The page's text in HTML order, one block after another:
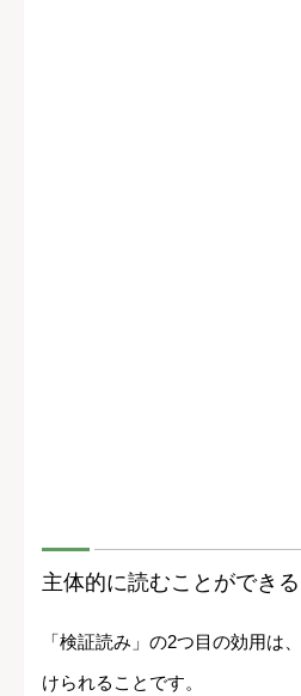
主体的に読むことができる
「検証読み」の2つ目の効用は
けられることです。